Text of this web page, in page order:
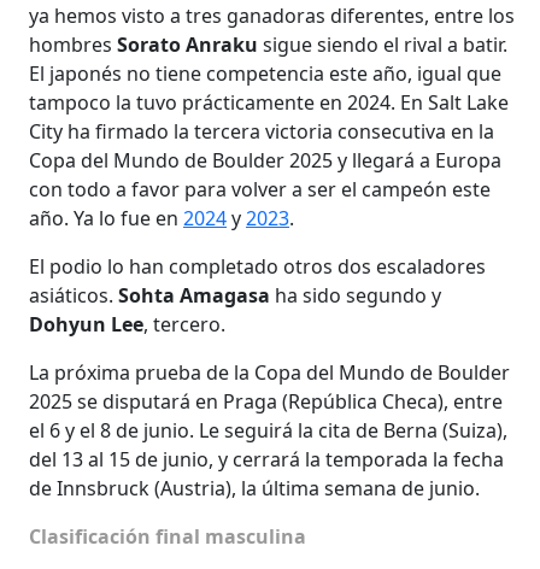
ya hemos visto a tres ganadoras diferentes, entre los
hombres Sorato Anraku sigue siendo el rival a batir.
El japonés no tiene competencia este año, igual que
tampoco la tuvo prácticamente en 2024. En Salt Lake
City ha firmado la tercera victoria consecutiva en la
Copa del Mundo de Boulder 2025 y llegará a Europa
con todo a favor para volver a ser el campeón este
año. Ya lo fue en 2024y2023.
El podio lo han completado otros dos escaladores
asiáticos. Sohta Amagasa ha sido segundo y
Dohyun Lee, tercero.
La próxima prueba de la Copa del Mundo de Boulder
2025 se disputará en Praga (República Checa), entre
el 6 y el 8 de junio. Le seguirá la cita de Berna (Suiza),
del 13 al 15 de junio, y cerrará la temporada la fecha
de Innsbruck (Austria), la última semana de junio.
Clasificación final masculina